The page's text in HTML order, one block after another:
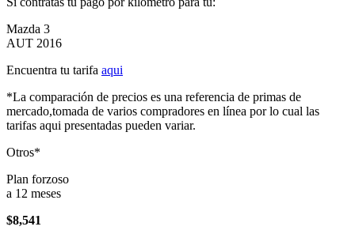
Mazda 3
AUT 2016
Encuentra tu tarifa aqui
*La comparación de precios es una referencia de primas de
mercado,tomada de varios compradores en línea por lo cual las
tarifas aqui presentadas pueden variar.
Otros*
Plan forzoso
a 12 meses
$8,541